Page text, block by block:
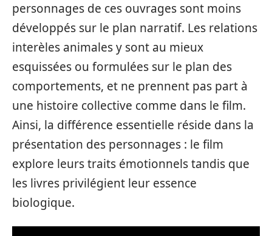
personnages de ces ouvrages sont moins
développés sur le plan narratif. Les relations
interèles animales y sont au mieux
esquissées ou formulées sur le plan des
comportements, et ne prennent pas part à
une histoire collective comme dans le film.
Ainsi, la différence essentielle réside dans la
présentation des personnages : le film
explore leurs traits émotionnels tandis que
les livres privilégient leur essence
biologique.